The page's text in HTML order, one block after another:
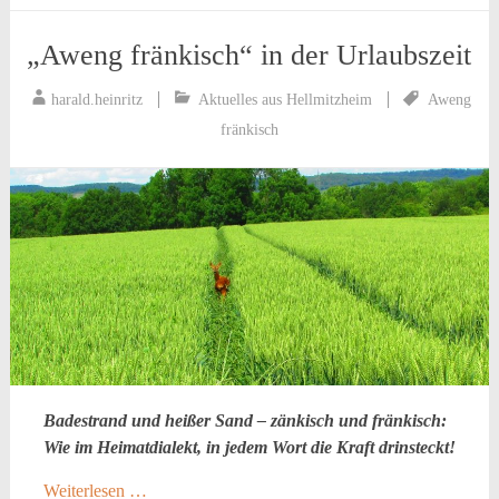
„Aweng fränkisch“ in der Urlaubszeit
harald.heinritz Aktuelles aus Hellmitzheim
Aweng
fränkisch
Badestrand und heißer Sand – zänkisch und fränkisch:
Wie im Heimatdialekt, in jedem Wort die Kraft drinsteckt!
Weiterlesen …